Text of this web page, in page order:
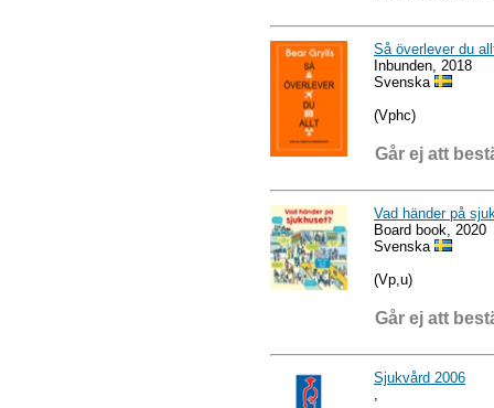
Så överlever du
Inbunden, 2018
Svenska
(Vphc)
Går ej att
Vad händer på
Board book, 2020
Svenska
(Vp,u)
Går ej att
Sjukvård 2006